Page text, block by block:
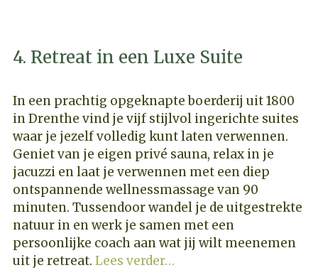
4. Retreat in een Luxe Suite
In een prachtig opgeknapte boerderij uit 1800
in Drenthe vind je vijf stijlvol ingerichte suites
waar je jezelf volledig kunt laten verwennen.
Geniet van je eigen privé sauna, relax in je
jacuzzi en laat je verwennen met een diep
ontspannende wellnessmassage van 90
minuten. Tussendoor wandel je de uitgestrekte
natuur in en werk je samen met een
persoonlijke coach aan wat jij wilt meenemen
uit je retreat. Lees verder…